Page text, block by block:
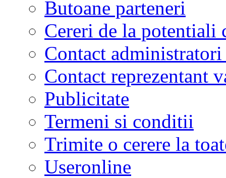
Butoane parteneri
Cereri de la potentiali
Contact
Contact reprezentant
Publicitate
Termeni si conditii
Trimite o cerere la
Useronline